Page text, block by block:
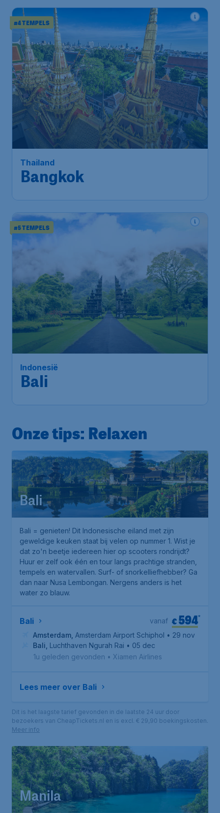
#4 TEMPELS
Thailand
Bangkok
€490*
vanaf
Airport Schiphol
Bangkok
Internationale
Luchthaven Suvarnabhumi
1u geleden gevonden
#5 TEMPELS
Indonesië
Bali
Onze tips: Relaxen
Bali
Bali = genieten! Dit Indonesische eiland met zijn
geweldige keuken staat bij velen op nummer 1. Wist je
dat zo'n beetje iedereen hier op scooters rondrijdt?
Huur er zelf ook één en tour langs prachtige stranden,
tempels en watervallen. Surf- of snorkelliefhebber? Ga
dan naar Nusa Lembongan. Nergens anders is het
water zo blauw.
Bali €594*
vanaf
Amsterdam Amsterdam Airport Schiphol • 29 nov
Bali Luchthaven Ngurah Rai • 05 dec
1u geleden gevonden • Xiamen Airlines
Lees meer over Bali
Dit is het laagste tarief gevonden in de laatste 24 uur door
bezoekers van CheapTickets.nl en is excl. € 29,90 boekingskosten.
Meer info
Manila